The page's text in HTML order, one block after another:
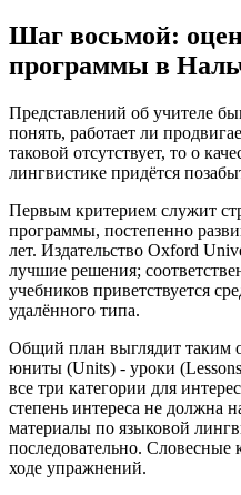
Шаг восьмой:
программы в
Представлений об учителе
понять, работает ли
таковой отсутствует, то о
лингвистике придётся
Первым критерием служит
программы, постепенно
лет. Издательство Oxford
лучшие решения;
учебников приветствуется
удалённого типа.
Общий план выглядит таким
юниты (Units) - уроки
все три категории для
степень интереса не должна
материалы по языковой
последовательно. Словесные
ходе упражнений.